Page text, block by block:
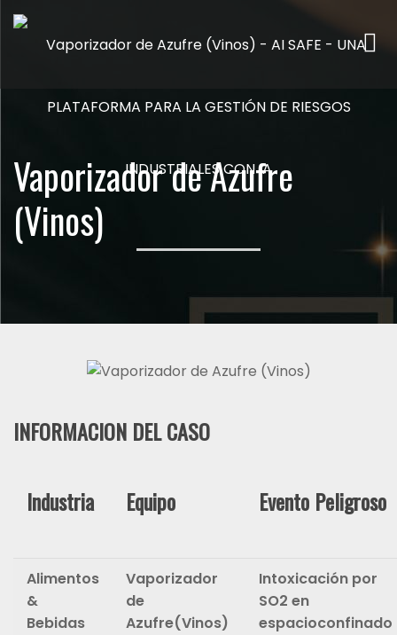
Vaporizador de Azufre
(Vinos)
INFORMACION DEL CASO
Industria Equipo Evento Peligroso
Alimentos
&
Bebidas
Vaporizador
de
Azufre(Vinos)
Intoxicación por
SO2 en
espacioconfinado